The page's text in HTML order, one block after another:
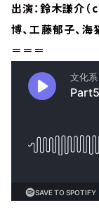
出演：鈴木謙介
博、工藤郁子、
＝＝＝